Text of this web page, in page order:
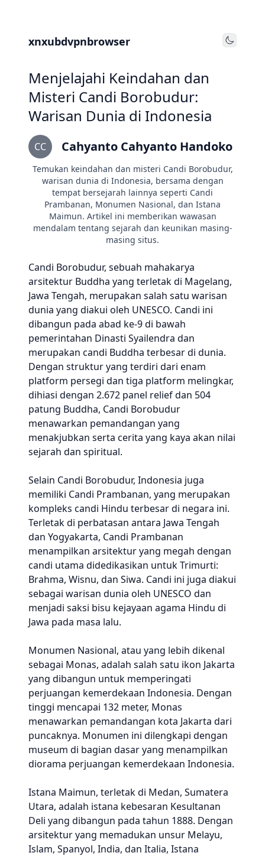
xnxubdvpnbrowser Toggle
Menjelajahi Keindahan dan
Misteri Candi Borobudur:
Warisan Dunia di Indonesia
CC Cahyanto Cahyanto Handoko
Temukan keindahan dan misteri Candi Borobudur,
warisan dunia di Indonesia, bersama dengan
tempat bersejarah lainnya seperti Candi
Prambanan, Monumen Nasional, dan Istana
Maimun. Artikel ini memberikan wawasan
mendalam tentang sejarah dan keunikan masing-
masing situs.
Candi Borobudur, sebuah mahakarya
arsitektur Buddha yang terletak di Magelang,
Jawa Tengah, merupakan salah satu warisan
dunia yang diakui oleh UNESCO. Candi ini
dibangun pada abad ke-9 di bawah
pemerintahan Dinasti Syailendra dan
merupakan candi Buddha terbesar di dunia.
Dengan struktur yang terdiri dari enam
platform persegi dan tiga platform melingkar,
dihiasi dengan 2.672 panel relief dan 504
patung Buddha, Candi Borobudur
menawarkan pemandangan yang
menakjubkan serta cerita yang kaya akan nilai
sejarah dan spiritual.
Selain Candi Borobudur, Indonesia juga
memiliki Candi Prambanan, yang merupakan
kompleks candi Hindu terbesar di negara ini.
Terletak di perbatasan antara Jawa Tengah
dan Yogyakarta, Candi Prambanan
menampilkan arsitektur yang megah dengan
candi utama didedikasikan untuk Trimurti:
Brahma, Wisnu, dan Siwa. Candi ini juga diakui
sebagai warisan dunia oleh UNESCO dan
menjadi saksi bisu kejayaan agama Hindu di
Jawa pada masa lalu.
Monumen Nasional, atau yang lebih dikenal
sebagai Monas, adalah salah satu ikon Jakarta
yang dibangun untuk memperingati
perjuangan kemerdekaan Indonesia. Dengan
tinggi mencapai 132 meter, Monas
menawarkan pemandangan kota Jakarta dari
puncaknya. Monumen ini dilengkapi dengan
museum di bagian dasar yang menampilkan
diorama perjuangan kemerdekaan Indonesia.
Istana Maimun, terletak di Medan, Sumatera
Utara, adalah istana kebesaran Kesultanan
Deli yang dibangun pada tahun 1888. Dengan
arsitektur yang memadukan unsur Melayu,
Islam, Spanyol, India, dan Italia, Istana